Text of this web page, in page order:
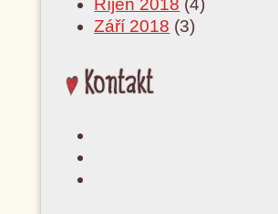
Říjen 2018 (4)
Září 2018 (3)
Kontakt